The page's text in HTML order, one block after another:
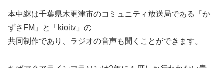
本中継は千葉県木更津市のコミュニティ放送局である「か
ずさFM」と「kioitv」の
共同制作であり、ラジオの音声も聞くことができます。